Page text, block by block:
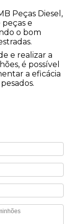
Peças Diesel,
e
o bom
e realizar a
é possível
a eficácia